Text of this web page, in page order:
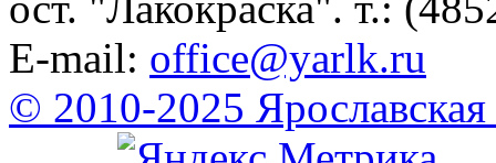
E-mail: office@yarlk.ru
© 2010-2025